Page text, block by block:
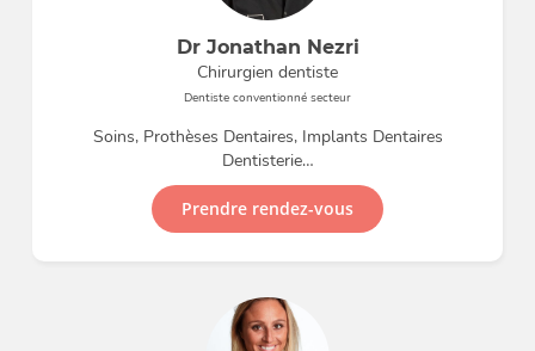
Dr Jonathan Nezri
Chirurgien dentiste
Dentiste conventionné secteur
Soins, Prothèses Dentaires, Implants Dentaires
Dentisterie…
Prendre rendez-vous